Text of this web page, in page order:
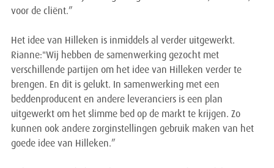
voor de cliënt.”
Het idee van Hilleken is inmiddels al verder uitgewerkt.
Rianne:"Wij hebben de samenwerking gezocht met
verschillende partijen om het idee van Hilleken verder te
brengen. En dit is gelukt. In samenwerking met een
beddenproducent en andere leveranciers is een plan
uitgewerkt om het slimme bed op de markt te krijgen. Zo
kunnen ook andere zorginstellingen gebruik maken van het
goede idee van Hilleken.”